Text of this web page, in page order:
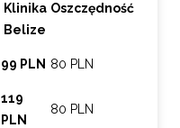
Klinika
Belize
Oszczędność
99 PLN 80 PLN
119
PLN
80 PLN